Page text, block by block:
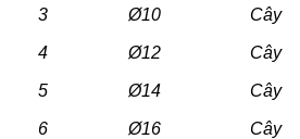
3 Ø10 Cây
4 Ø12 Cây
5 Ø14 Cây
6 Ø16 Cây